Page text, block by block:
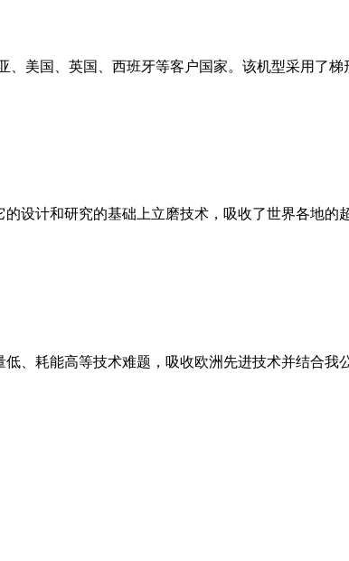
、美国、英国、西班牙等客户国家。该机型采用了
设计和研究的基础上立磨技术，吸收了世界各地
、耗能高等技术难题，吸收欧洲先进技术并结合